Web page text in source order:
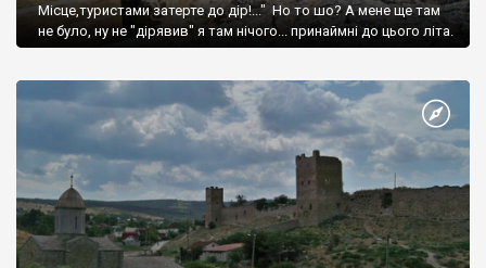
Місце,туристами затерте до дір!..." Но то шо? А мене ще там
не було, ну не "дірявив" я там нічого... принаймні до цього літа.